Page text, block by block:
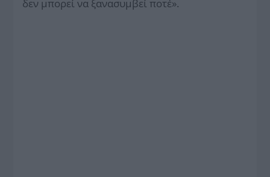
δεν μπορεί να ξανασυμβεί ποτέ».